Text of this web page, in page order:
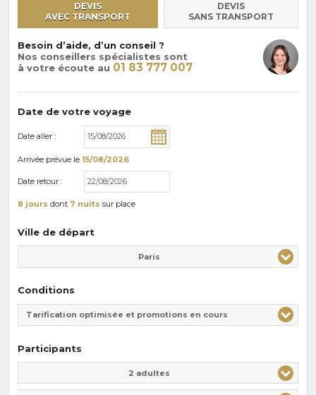
DEVIS
AVEC TRANSPORT
DEVIS
SANS TRANSPORT
Besoin d’aide, d’un conseil ?
Nos conseillers spécialistes sont
à votre écoute au 01 83 777 007
Date de votre voyage
Date aller :
Arrivée prévue le 15/08/2026
Date retour :
8 jours dont 7 nuits sur place
Ville de départ
Paris
Conditions
Tarification optimisée et promotions en cours
Participants
2 adultes